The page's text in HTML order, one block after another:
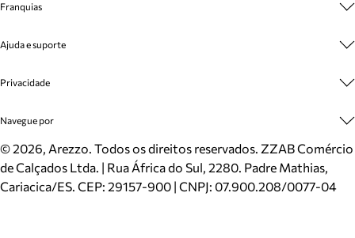
Cashback
Venda Corporativa
Mapa do Site
Inverno
Mundo Arezzo
Franquias
Plano de Negócio
Ajuda e suporte
Cadastro
Meus Pedidos
Trocas e Devoluções
Cartão Presente
Localizador de lojas
Privacidade
Politica e Privacidade
Navegue por
Sapatos
Bolsas
Scarpins
©2026, Arezzo. Todos os direitos reservados. ZZAB Comércio
de Calçados Ltda. | Rua África do Sul, 2280. Padre Mathias,
Cariacica/ES. CEP: 29157-900 | CNPJ: 07.900.208/0077-04